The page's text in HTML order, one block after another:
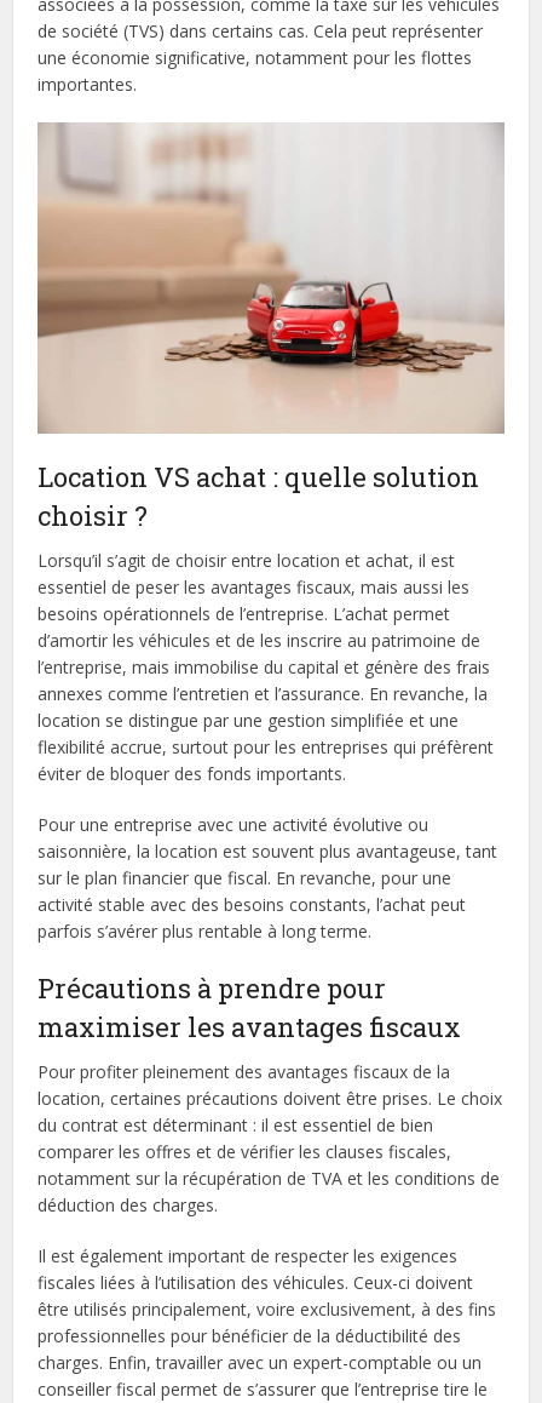
de société (TVS) dans certains cas. Cela peut représenter
une économie significative, notamment pour les flottes
importantes.
Location VS achat : quelle solution
choisir ?
Lorsqu’il s’agit de choisir entre location et achat, il est
essentiel de peser les avantages fiscaux, mais aussi les
besoins opérationnels de l’entreprise. L’achat permet
d’amortir les véhicules et de les inscrire au patrimoine de
l’entreprise, mais immobilise du capital et génère des frais
annexes comme l’entretien et l’assurance. En revanche, la
location se distingue par une gestion simplifiée et une
flexibilité accrue, surtout pour les entreprises qui préfèrent
éviter de bloquer des fonds importants.
Pour une entreprise avec une activité évolutive ou
saisonnière, la location est souvent plus avantageuse, tant
sur le plan financier que fiscal. En revanche, pour une
activité stable avec des besoins constants, l’achat peut
parfois s’avérer plus rentable à long terme.
Précautions à prendre pour
maximiser les avantages fiscaux
Pour profiter pleinement des avantages fiscaux de la
location, certaines précautions doivent être prises. Le choix
du contrat est déterminant : il est essentiel de bien
comparer les offres et de vérifier les clauses fiscales,
notamment sur la récupération de TVA et les conditions de
déduction des charges.
Il est également important de respecter les exigences
fiscales liées à l’utilisation des véhicules. Ceux-ci doivent
être utilisés principalement, voire exclusivement, à des fins
professionnelles pour bénéficier de la déductibilité des
charges. Enfin, travailler avec un expert-comptable ou un
conseiller fiscal permet de s’assurer que l’entreprise tire le